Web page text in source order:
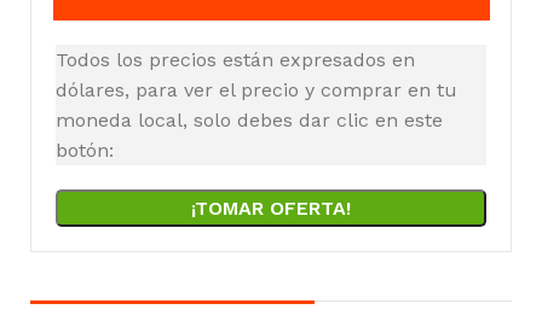
Todos los precios están expresados en
dólares, para ver el precio y comprar en tu
moneda local, solo debes dar clic en este
botón:
¡TOMAR OFERTA!